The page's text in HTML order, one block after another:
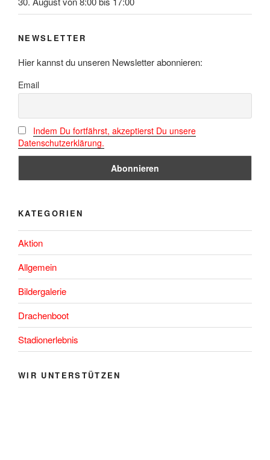
NEWSLETTER
Hier kannst du unseren Newsletter abonnieren:
Email
Indem Du fortfährst, akzeptierst Du unsere
Datenschutzerklärung.
KATEGORIEN
Aktion
Allgemein
Bildergalerie
Drachenboot
Stadionerlebnis
WIR UNTERSTÜTZEN